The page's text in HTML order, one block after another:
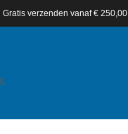
Gratis verzenden vanaf € 250,00